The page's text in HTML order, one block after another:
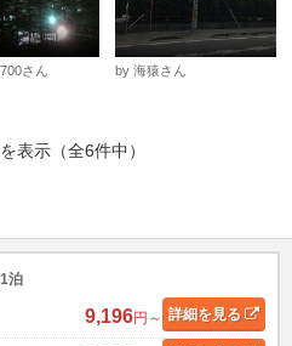
さん by 海猿さん
表示（全6件中）
泊
9,196円～ 詳細を見る